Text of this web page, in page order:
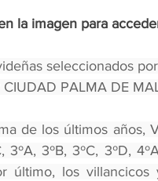
la imagen para
seleccionados
CIUDAD PALMA DE
de los últimos años,
3ºA, 3ºB, 3ºC, 3ºD,
último, los